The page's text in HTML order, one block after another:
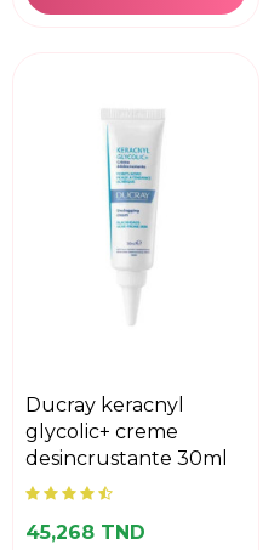
ducray keracnyl
glycolic+ creme
desincrustante 30ml
45,268 TND